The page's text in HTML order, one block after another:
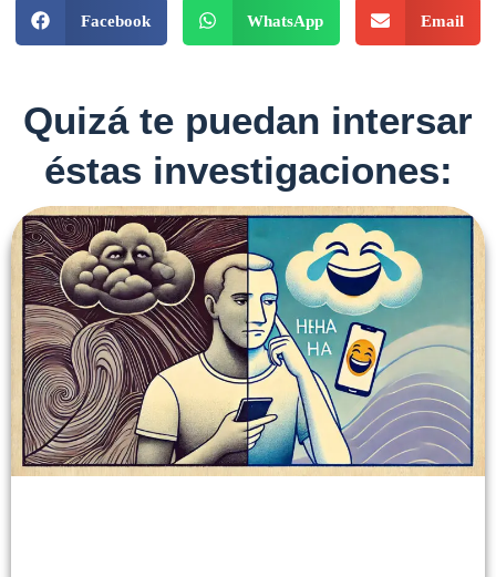
Facebook WhatsApp Email
Quizá te puedan intersar
éstas investigaciones: